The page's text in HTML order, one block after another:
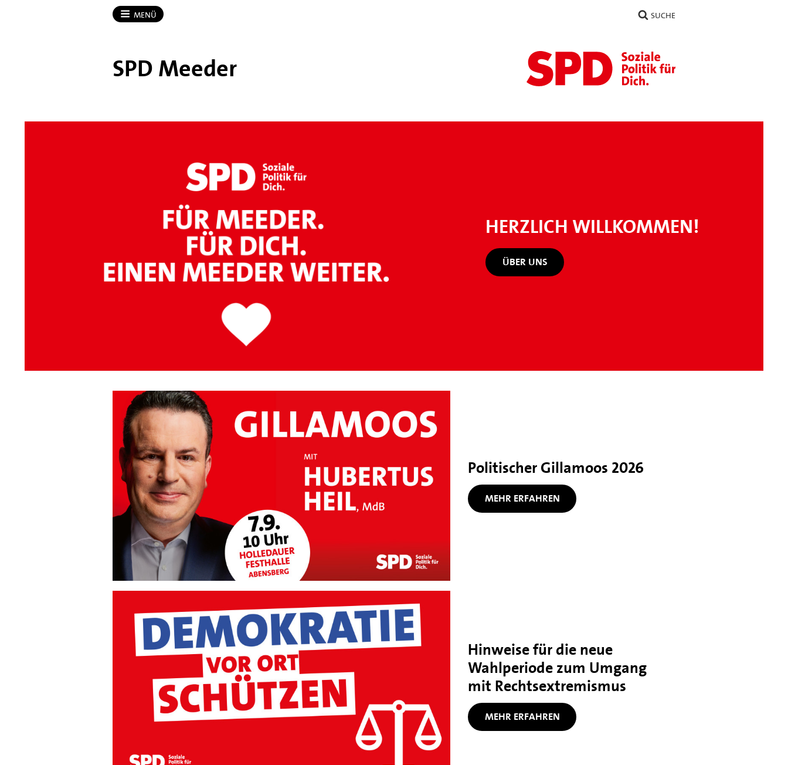
MENÜ SUCHE
SPD Meeder
HERZLICH WILLKOMMEN!
ÜBER UNS
Politischer Gillamoos 2026
MEHR ERFAHREN
Hinweise für die neue
Wahlperiode zum Umgang
mit Rechtsextremismus
MEHR ERFAHREN